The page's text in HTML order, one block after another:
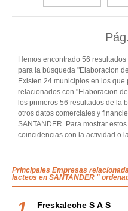
Pág.
Hemos encontrado 56
para la búsqueda "Elaboracion
Existen 24 municipios en los
relacionados con "Elaboracion
los primeros 56 resultados de la
otros datos comerciales y
SANTANDER. Para mostrar
coincidencias con la actividad o
Principales Empresas
lacteos en SANTANDER "
Freskaleche S A S